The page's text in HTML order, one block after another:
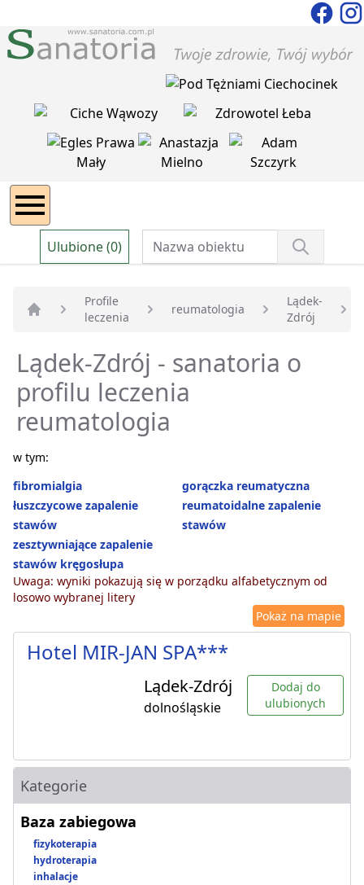
Ulubione (0)
Strona główna
Profile
leczenia
reumatologia
Lądek-
Zdrój
Lądek-Zdrój - sanatoria o
profilu leczenia
reumatologia
w tym:
fibromialgia
gorączka reumatyczna
łuszczycowe zapalenie
stawów
reumatoidalne zapalenie
stawów
zesztywniające zapalenie
stawów kręgosłupa
Uwaga: wyniki pokazują się w porządku alfabetycznym od
losowo wybranej litery
Pokaż na mapie
Hotel MIR-JAN SPA***
Lądek-Zdrój
dolnośląskie
Dodaj do
ulubionych
Kategorie
Baza zabiegowa
fizykoterapia
hydroterapia
inhalacje